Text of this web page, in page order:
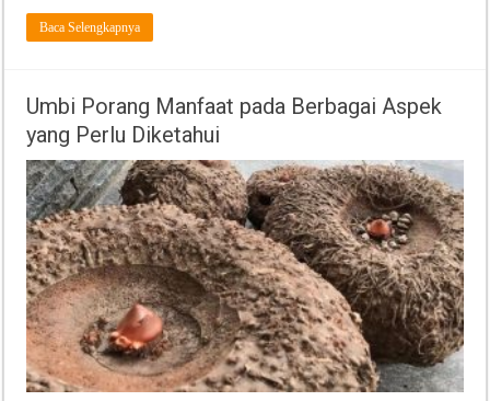
Baca Selengkapnya
Umbi Porang Manfaat pada Berbagai Aspek
yang Perlu Diketahui